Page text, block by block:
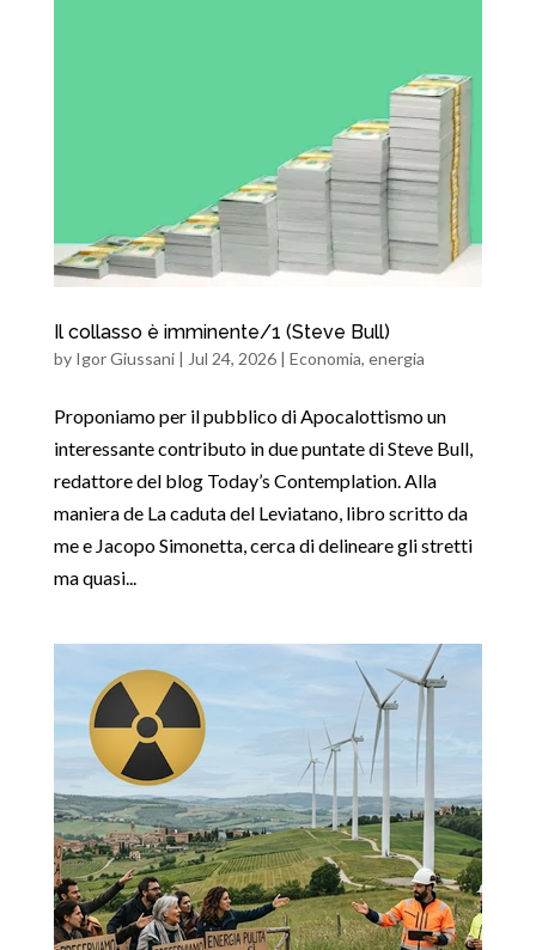
Il collasso è imminente/1 (Steve Bull)
by Igor Giussani| Jul 24, 2026| Economia, energia
Proponiamo per il pubblico di Apocalottismo un
interessante contributo in due puntate di Steve Bull,
redattore del blog Today’s Contemplation. Alla
maniera de La caduta del Leviatano, libro scritto da
me e Jacopo Simonetta, cerca di delineare gli stretti
ma quasi...